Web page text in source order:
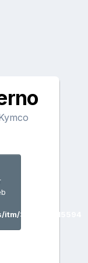
itm/323705215594